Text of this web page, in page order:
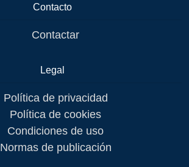
Contacto
Contactar
Legal
Política de privacidad
Política de cookies
Condiciones de uso
Normas de publicación